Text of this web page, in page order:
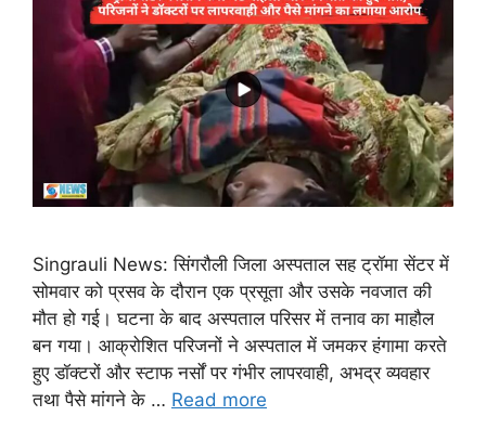
Singrauli News: सिंगरौली जिला अस्पताल सह ट्रॉमा सेंटर में
सोमवार को प्रसव के दौरान एक प्रसूता और उसके नवजात की
मौत हो गई। घटना के बाद अस्पताल परिसर में तनाव का माहौल
बन गया। आक्रोशित परिजनों ने अस्पताल में जमकर हंगामा करते
हुए डॉक्टरों और स्टाफ नर्सों पर गंभीर लापरवाही, अभद्र व्यवहार
तथा पैसे मांगने के … Read more